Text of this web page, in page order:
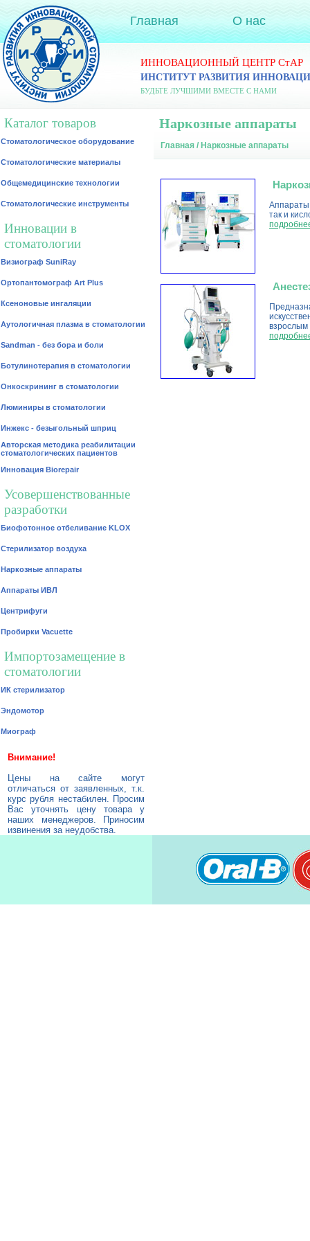
Главная О нас
ИННОВАЦИОННЫЙ ЦЕНТР СтАР
ИНСТИТУТ РАЗВИТИЯ
БУДЬТЕ ЛУЧШИМИ ВМЕСТЕ С НАМИ
Каталог товаров
Стоматологическое оборудование
Стоматологические материалы
Общемедицинские технологии
Стоматологические инструменты
Инновации в
стоматологии
Визиограф SuniRay
Ортопантомограф Art Plus
Ксеноновые ингаляции
Аутологичная плазма в стоматологии
Sandman - без бора и боли
Ботулинотерапия в стоматологии
Онкоскрининг в стоматологии
Люминиры в стоматологии
Инжекс - безыгольный шприц
Авторская методика реабилитации
стоматологических пациентов
Инновация Biorepair
Усовершенствованные
разработки
Биофотонное отбеливание KLOX
Стерилизатор воздуха
Наркозные аппараты
Аппараты ИВЛ
Центрифуги
Пробирки Vacuette
Импортозамещение в
стоматологии
ИК стерилизатор
Эндомотор
Миограф
Внимание!
Цены на сайте могут
отличаться от заявленных, т.к.
курс рубля нестабилен. Просим
Вас уточнять цену товара у
наших менеджеров. Приносим
извинения за неудобства.
Наркозные аппараты
Главная / Наркозные аппараты
Аппараты
так и
взрослым